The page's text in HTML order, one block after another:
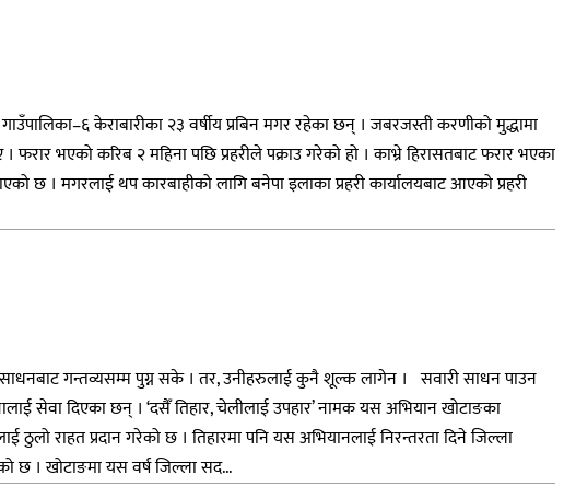
केराबारीका २३ वर्षीय प्रबिन मगर रहेका छन् । जबरजस्ती करणीको मुद्धामा
भएको करिब २ महिना पछि प्रहरीले पक्राउ गरेको हो । काभ्रे हिरासतबाट फरार भएका
छ । मगरलाई थप कारबाहीको लागि बनेपा इलाका प्रहरी कार्यालयबाट आएको प्रहरी
साधनबाट गन्तव्यसम्म पुग्न सके । तर, उनीहरुलाई कुनै शूल्क लागेन । सवारी साधन पाउन
सेवा दिएका छन् । ‘दसैँ तिहार, चेलीलाई उपहार’ नामक यस अभियान खोटाङका
राहत प्रदान गरेको छ । तिहारमा पनि यस अभियानलाई निरन्तरता दिने जिल्ला
छ । खोटाङमा यस वर्ष जिल्ला सद...